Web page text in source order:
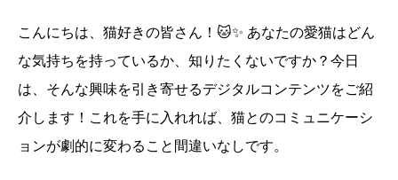
こんにちは、猫好きの皆さん！🐱✨ あなたの愛猫はどん
な気持ちを持っているか、知りたくないですか？今日
は、そんな興味を引き寄せるデジタルコンテンツをご紹
介します！これを手に入れれば、猫とのコミュニケーシ
ョンが劇的に変わること間違いなしです。